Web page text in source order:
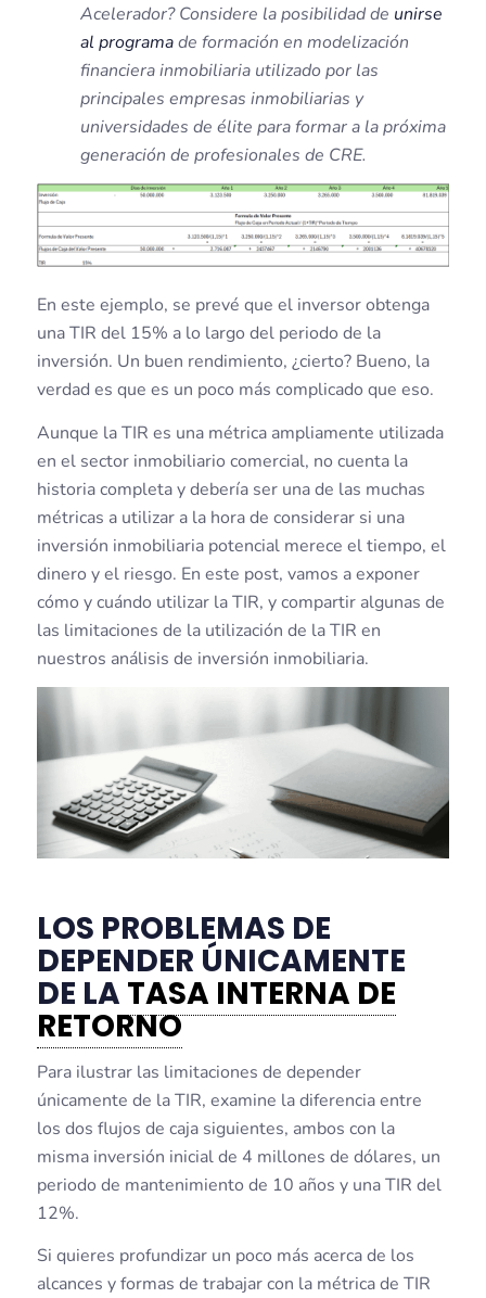
Acelerador? Considere la posibilidad de unirse
al programade formación en modelización
financiera inmobiliaria utilizado por las
principales empresas inmobiliarias y
universidades de élite para formar a la próxima
generación de profesionales de CRE.
En este ejemplo, se prevé que el inversor obtenga
una TIR del 15% a lo largo del periodo de la
inversión. Un buen rendimiento, ¿cierto? Bueno, la
verdad es que es un poco más complicado que eso.
Aunque la TIR es una métrica ampliamente utilizada
en el sector inmobiliario comercial, no cuenta la
historia completa y debería ser una de las muchas
métricas a utilizar a la hora de considerar si una
inversión inmobiliaria potencial merece el tiempo, el
dinero y el riesgo. En este post, vamos a exponer
cómo y cuándo utilizar la TIR, y compartir algunas de
las limitaciones de la utilización de la TIR en
nuestros análisis de inversión inmobiliaria.
LOS PROBLEMAS DE
DEPENDER ÚNICAMENTE
DE LA TASA INTERNA DE
RETORNO
Para ilustrar las limitaciones de depender
únicamente de la TIR, examine la diferencia entre
los dos flujos de caja siguientes, ambos con la
misma inversión inicial de 4 millones de dólares, un
periodo de mantenimiento de 10 años y una TIR del
12%.
Si quieres profundizar un poco más acerca de los
alcances y formas de trabajar con la métrica de TIR